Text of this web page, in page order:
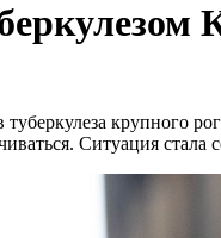
крупного
Ситуация стала